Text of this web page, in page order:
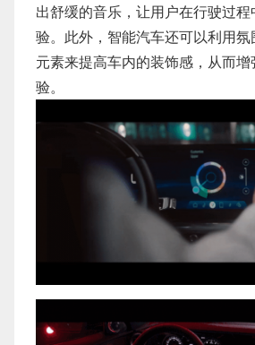
出舒缓的音乐，让用户在行驶过
验。此外，智能汽车还可以利用
元素来提高车内的装饰感，从而
验。